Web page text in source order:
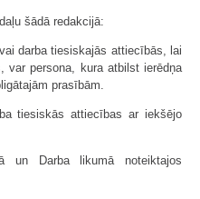
šādā redakcijā:
darba tiesiskajās attiecībās, lai
var persona, kura atbilst ierēdņa
prasībām.
tiesiskās attiecības ar iekšējo
un Darba likumā noteiktajos